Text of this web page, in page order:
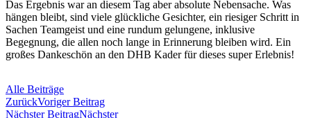
Das Ergebnis war an diesem Tag aber absolute Nebensache. Was
hängen bleibt, sind viele glückliche Gesichter, ein riesiger Schritt in
Sachen Teamgeist und eine rundum gelungene, inklusive
Begegnung, die allen noch lange in Erinnerung bleiben wird. Ein
großes Dankeschön an den DHB Kader für dieses super Erlebnis!
Alle Beiträge
ZurückVoriger Beitrag
Nächster BeitragNächster